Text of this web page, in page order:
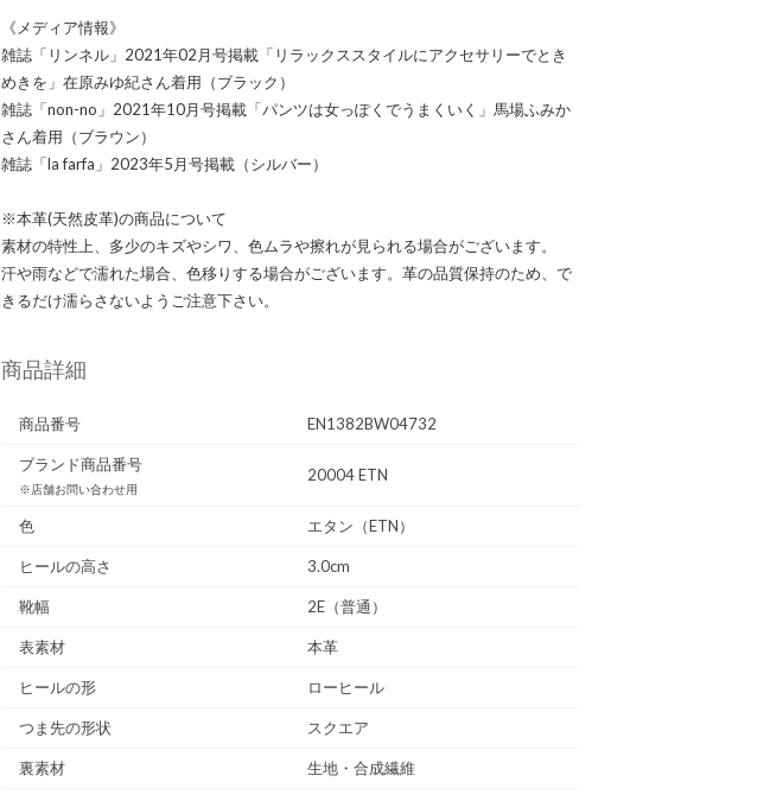
《メディア情報》
雑誌「リンネル」2021年02月号掲載「リラックススタイルにアクセサリーでとき
めきを」在原みゆ紀さん着用（ブラック）
雑誌「non-no」2021年10月号掲載「パンツは女っぽくでうまくいく」馬場ふみか
さん着用（ブラウン）
雑誌「la farfa」2023年5月号掲載（シルバー）
※本革(天然皮革)の商品について
素材の特性上、多少のキズやシワ、色ムラや擦れが見られる場合がございます。
汗や雨などで濡れた場合、色移りする場合がございます。革の品質保持のため、で
きるだけ濡らさないようご注意下さい。
商品詳細
商品番号 EN1382BW04732
ブランド商品番号
※店舗お問い合わせ用
20004 ETN
色 エタン（ETN）
ヒールの高さ 3.0cm
靴幅 2E（普通）
表素材 本革
ヒールの形 ローヒール
つま先の形状 スクエア
裏素材 生地・合成繊維